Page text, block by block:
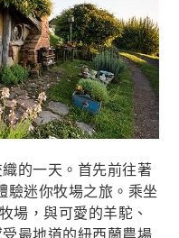
的一天。首先前往著
驗迷你牧場之旅。乘坐
場，與可愛的羊駝、
最地道的紐西蘭農場